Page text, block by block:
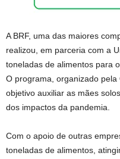
A BRF, uma das maiores
realizou, em parceria com a
toneladas de alimentos para
O programa, organizado
objetivo auxiliar as mães
dos impactos da pandemia.
Com o apoio de outras
toneladas de alimentos,